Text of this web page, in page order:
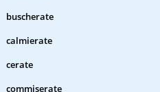
buscherate
calmierate
cerate
commiserate